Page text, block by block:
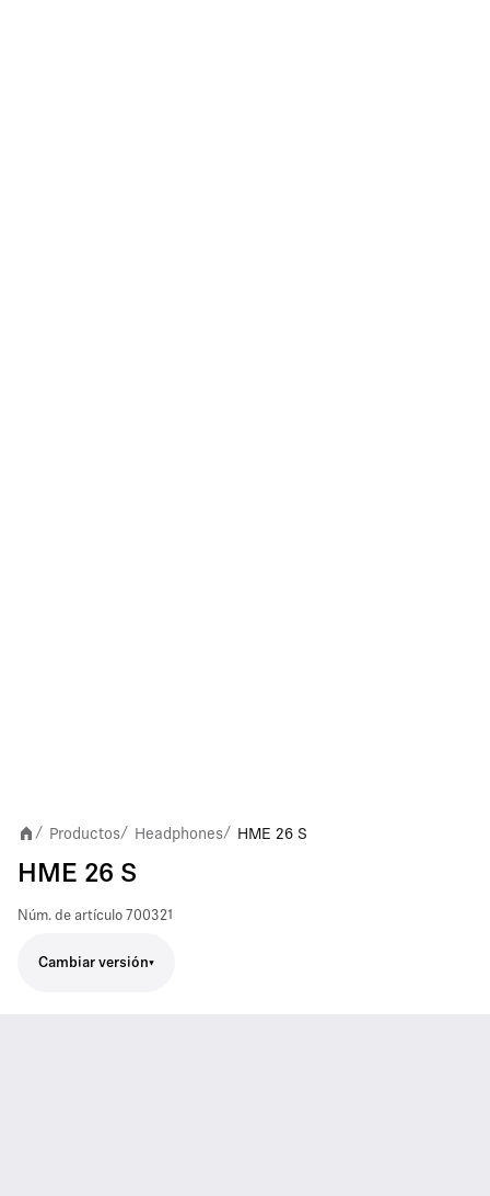
/ Productos/ Headphones/ HME 26 S
HME 26 S
Núm. de artículo 700321
Cambiar versión